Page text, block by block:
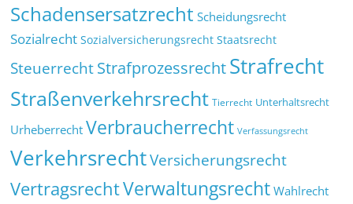
Schadensersatzrecht Scheidungsrecht
Sozialrecht Sozialversicherungsrecht Staatsrecht
SteuerrechtStrafprozessrechtStrafrecht
Straßenverkehrsrecht Tierrecht Unterhaltsrecht
Urheberrecht Verbraucherrecht Verfassungsrecht
VerkehrsrechtVersicherungsrecht
VertragsrechtVerwaltungsrecht Wahlrecht